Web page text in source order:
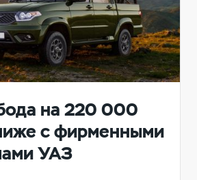
на 220 000
с фирменными
УАЗ